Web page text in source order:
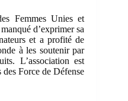
Femmes Unies et
d’exprimer sa
et a profité de
à les soutenir par
L’association est
Force de Défense